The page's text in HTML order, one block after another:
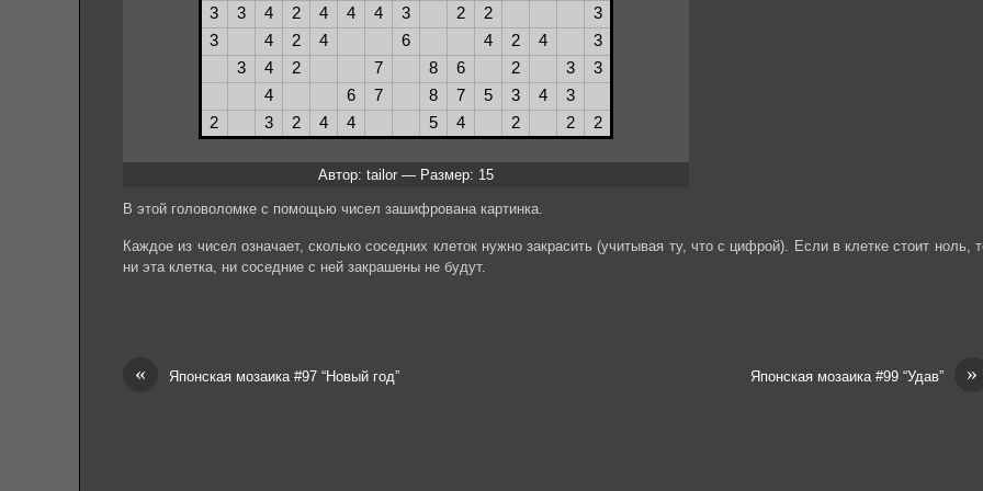
Автор: tailor — Размер: 15
В этой головоломке с помощью чисел зашифрована картинка.
Каждое из чисел означает, сколько соседних клеток нужно закрасить (учитывая ту, что с цифрой). Если в клетке стоит ноль,
ни эта клетка, ни соседние с ней закрашены не будут.
« Японская мозаика #97 “Новый год” »
Японская мозаика #99 “Удав”